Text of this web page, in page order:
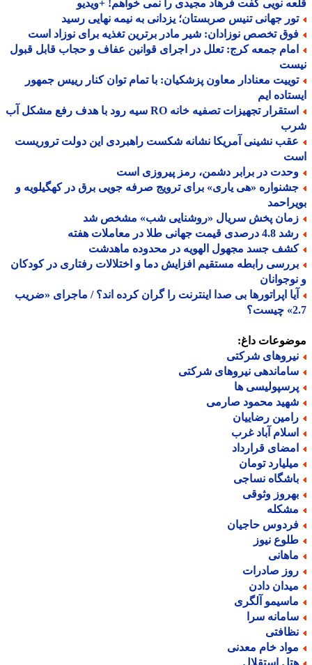
نویی گفت فرهاد مجیدی را نمی خواهم! +ویدیو
جهانی تنیس صربستان؛ یزدانی به نیمه نهایی رسید
تخصص نوزادان: شیر مادر برترین تغذیه برای نوزاد است
جمعه کرج: تعلل در اجرای قوانین عفاف و حجاب قابل قبول
معنادار معاون پزشکیان: با تمام توان کنار رییس جمهور
ایم
استقرار تجهیزات تصفیه خانه RO سیه رود با هدف رفع مشکل آب
نشینی آمریکا نشانه شکست راهبردی این دولت تروریست
در برابر دشمن، رمز پیروزی است
«هی یاری» برای ترویج صرفه جویی برق در کهگیلویه و
پخش سریال «روشنایی شب» مشخص شد
قیمت جهانی طلا در معاملات هفته
جسد مجهول الهویه در محدوده ماهدشت
رابطه مستقیم افزایش دما و اختلالات رفتاری در کودکان
اپراتورها بی صدا اینترنت را گران کرده اند؟ / ماجرای «ضریب
داغ:
شرکتی
نیروهای شرکتی
ها
محمود صارمی
رضاییان
آباد غرب
قرارداد
تومان
نساجی
وثوقی
حاجیان
نیوز
صادرات
دادن
آلگری
سرا
خام معدنی